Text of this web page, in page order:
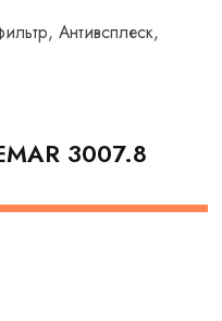
Антивсплеск,
3007.8